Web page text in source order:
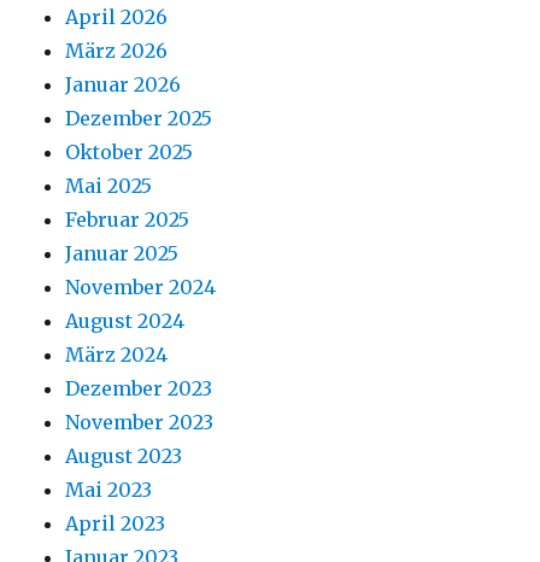
April 2026
März 2026
Januar 2026
Dezember 2025
Oktober 2025
Mai 2025
Februar 2025
Januar 2025
November 2024
August 2024
März 2024
Dezember 2023
November 2023
August 2023
Mai 2023
April 2023